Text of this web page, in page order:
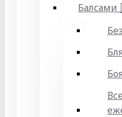
Балсами